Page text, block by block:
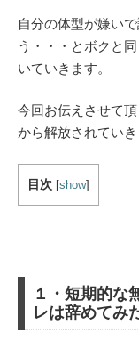
自分の体型が嫌い
う・・・とボクと
いていきます。
今回お伝えさせて
から解放されてい
目次 [show]
１・短期的な
レは辞めてみ